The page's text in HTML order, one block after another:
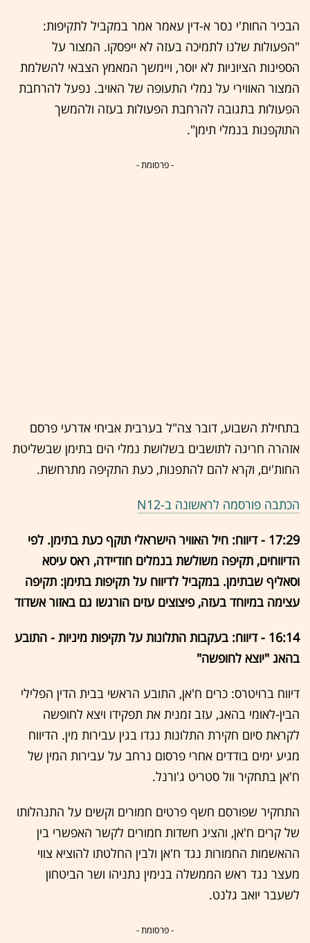
הבכיר החות'י נסר א-דין עאמר אמר במקביל לתקיפות:
"הפעולות שלנו לתמיכה בעזה לא ייפסקו. המצור על
הספינות הציוניות לא יוסר, ויימשך המאמץ הצבאי להשלמת
המצור האווירי על נמלי התעופה של האויב. נפעל להרחבת
הפעולות בתגובה להרחבת הפעולות בעזה ולהמשך
התוקפנות בנמלי תימן".
- פרסומת -
בתחילת השבוע, דובר צה"ל בערבית אביחי אדרעי פרסם
אזהרה חריגה לתושבים בשלושת נמלי הים בתימן שבשליטת
החות'ים, וקרא להם להתפנות, כעת התקיפה מתרחשת.
הכתבה פורסמה לראשונה ב-N12
17:29 - דיווח: חיל האוויר הישראלי תוקף כעת בתימן. לפי
הדיווחים, תקיפה משולשת בנמלים חודיידה, ראס עיסא
וסאליף שבתימן. במקביל לדיווח על תקיפות בתימן: תקיפה
עצימה במיוחד בעזה, פיצוצים עזים הורגשו גם באזור אשדוד
16:14 - דיווח: בעקבות התלונות על תקיפות מיניות - התובע
בהאג "יוצא לחופשה"
דיווח ברויטרס: כרים ח'אן, התובע הראשי בבית הדין הפלילי
הבין-לאומי בהאג, עזב זמנית את תפקידו ויצא לחופשה
לקראת סיום חקירת התלונות נגדו בגין עבירות מין. הדיווח
מגיע ימים בודדים אחרי פרסום נרחב על עבירות המין של
ח'אן בתחקיר וול סטריט ג'ורנל.
התחקיר שפורסם חשף פרטים חמורים וקשים על התנהלותו
של קרים ח'אן, והציג חשדות חמורים לקשר האפשרי בין
ההאשמות החמורות נגד ח'אן ולבין החלטתו להוציא צווי
מעצר נגד ראש הממשלה בנימין נתניהו ושר הביטחון
לשעבר יואב גלנט.
- פרסומת -